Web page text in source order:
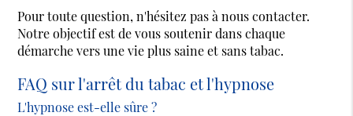
Pour toute question, n'hésitez pas à nous contacter.
Notre objectif est de vous soutenir dans chaque
démarche vers une vie plus saine et sans tabac.
FAQ sur l'arrêt du tabac et l'hypnose
L'hypnose est-elle sûre ?